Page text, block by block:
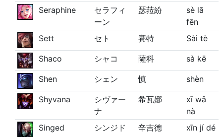
Seraphine
セラフィ
ーン
瑟菈紛
sè lā
fēn
Sett
セト 賽特 Sài tè
Shaco シャコ 薩科 sà kē
Shen シェン 慎 shèn
Shyvana
シヴァー
ナ
希瓦娜
xī wǎ
nà
Singed
シンジド 辛吉德 xīn jí dé